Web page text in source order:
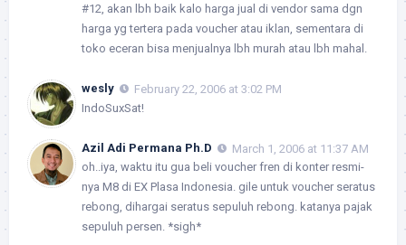
#12, akan lbh baik kalo harga jual di vendor sama dgn
harga yg tertera pada voucher atau iklan, sementara di
toko eceran bisa menjualnya lbh murah atau lbh mahal.
wesly
February 22, 2006 at 3:02 PM
IndoSuxSat!
Azil Adi Permana Ph.D
March 1, 2006 at 11:37 AM
oh..iya, waktu itu gua beli voucher fren di konter resmi-
nya M8 di EX Plasa Indonesia. gile untuk voucher seratus
rebong, dihargai seratus sepuluh rebong. katanya pajak
sepuluh persen. *sigh*